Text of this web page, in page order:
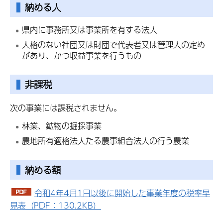
納める人
県内に事務所又は事業所を有する法人
人格のない社団又は財団で代表者又は管理人の定め
があり、かつ収益事業を行うもの
非課税
次の事業には課税されません。
林業、鉱物の掘採事業
農地所有適格法人たる農事組合法人の行う農業
納める額
令和4年4月1日以後に開始した事業年度の税率早
見表（PDF：130.2KB）